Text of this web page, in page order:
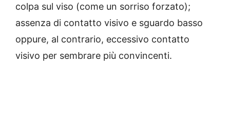
colpa sul viso (come un sorriso forzato);
assenza di contatto visivo e sguardo basso
oppure, al contrario, eccessivo contatto
visivo per sembrare più convincenti.